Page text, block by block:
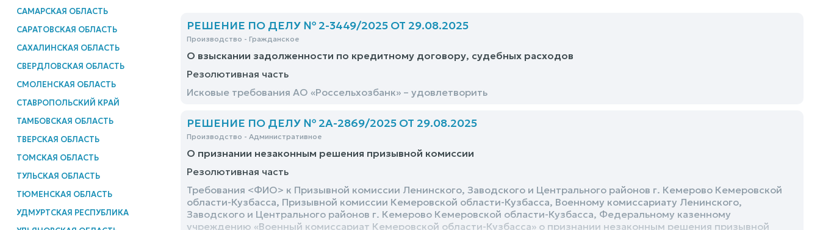
САМАРСКАЯ ОБЛАСТЬ
САРАТОВСКАЯ ОБЛАСТЬ
САХАЛИНСКАЯ ОБЛАСТЬ
СВЕРДЛОВСКАЯ ОБЛАСТЬ
СМОЛЕНСКАЯ ОБЛАСТЬ
СТАВРОПОЛЬСКИЙ КРАЙ
ТАМБОВСКАЯ ОБЛАСТЬ
ТВЕРСКАЯ ОБЛАСТЬ
ТОМСКАЯ ОБЛАСТЬ
ТУЛЬСКАЯ ОБЛАСТЬ
ТЮМЕНСКАЯ ОБЛАСТЬ
УДМУРТСКАЯ РЕСПУБЛИКА
РЕШЕНИЕ ПО ДЕЛУ № 2-3449/2025 ОТ 29.08.2025
Производство - Гражданское
О взыскании задолженности по кредитному договору, судебных расходов
Резолютивная часть
Исковые требования АО «Россельхозбанк» – удовлетворить
РЕШЕНИЕ ПО ДЕЛУ № 2А-2869/2025 ОТ 29.08.2025
Производство - Административное
О признании незаконным решения призывной комиссии
Резолютивная часть
Требования <ФИО> к Призывной комиссии Ленинского, Заводского и Центрального районов г. Кемерово Кемеровской
области-Кузбасса, Призывной комиссии Кемеровской области-Кузбасса, Военному комиссариату Ленинского,
Заводского и Центрального районов г. Кемерово Кемеровской области-Кузбасса, Федеральному казенному
учреждению «Военный комиссариат Кемеровской области-Кузбасса» о признании незаконным решения призывной